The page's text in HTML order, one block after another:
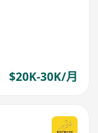
$20K-30K/月